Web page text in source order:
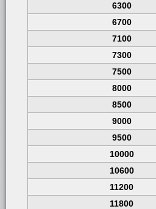
6300
6700
7100
7300
7500
8000
8500
9000
9500
10000
10600
11200
11800